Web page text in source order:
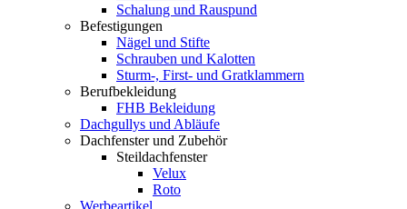
Schalung und Rauspund
Befestigungen
Nägel und Stifte
Schrauben und Kalotten
Sturm-, First- und Gratklammern
Berufbekleidung
FHB Bekleidung
Dachgullys und Abläufe
Dachfenster und Zubehör
Steildachfenster
Velux
Roto
Werbeartikel